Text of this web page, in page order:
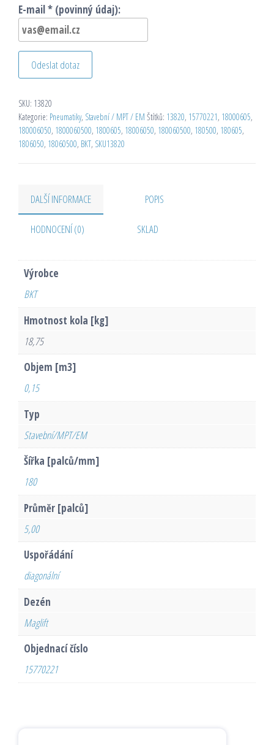
E-mail * (povinný údaj):
Odeslat dotaz
SKU: 13820
Kategorie: Pneumatiky, Stavební / MPT / EM Štítků: 13820, 15770221, 18000605,
180006050, 1800060500, 1800605, 18006050, 180060500, 180500, 180605,
1806050, 18060500, BKT, SKU13820
DALŠÍ INFORMACE POPIS
HODNOCENÍ (0) SKLAD
Výrobce
BKT
Hmotnost kola [kg]
18,75
Objem [m3]
0,15
Typ
Stavební/MPT/EM
Šířka [palců/mm]
180
Průměr [palců]
5,00
Uspořádání
diagonální
Dezén
Maglift
Objednací číslo
15770221